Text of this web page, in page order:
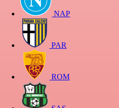
NAP
PAR
ROM